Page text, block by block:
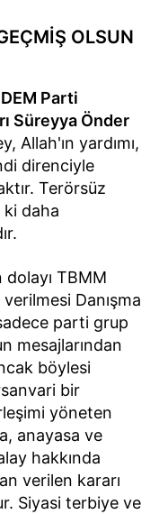
OLSUN
DEM Parti
Süreyya Önder
Allah'ın yardımı,
direnciyle
Terörsüz
ki daha
dolayı TBMM
Danışma
parti grup
mesajlarından
böylesi
bir
yöneten
anayasa ve
hakkında
verilen kararı
Siyasi terbiye ve